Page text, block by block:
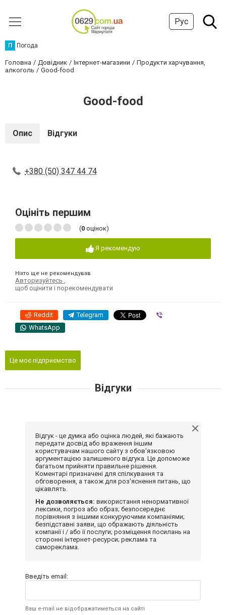
Рус
П Погода
Головна Довідник Інтернет-магазини
Продукти харчування,
алкоголь
Good-food
Good-food
Опис Відгуки
+380 (50) 347 44 74
Оцініть першим
(0 оцінок)
Я рекомендую
Ніхто ще не рекомендував
Авторизуйтесь
щоб оцінити і порекомендувати
Reddit Telegram
WhatsApp
Це моє підприємство
Відгуки
Відгук - це думка або оцінка людей, які бажають
передати досвід або враження іншим
користувачам нашого сайту з обов'язковою
аргументацією залишеного відгука. Це допоможе
багатьом прийняти правильне рішення.
Коментарі призначені для спілкування та
обговорення, а також для роз'яснення питань, що
цікавлять.
Не дозволяється: використання ненормативної
лексики, погроз або образ; безпосереднє
порівняння з іншими конкуруючими компаніями;
безпідставні заяви, що ображають діяльність
компанії і / або її послуги; розміщення посилань на
сторонні інтернет-ресурси; реклама та
самореклама.
Введіть email:
Ваш e-mail не відображатиметься на сайті